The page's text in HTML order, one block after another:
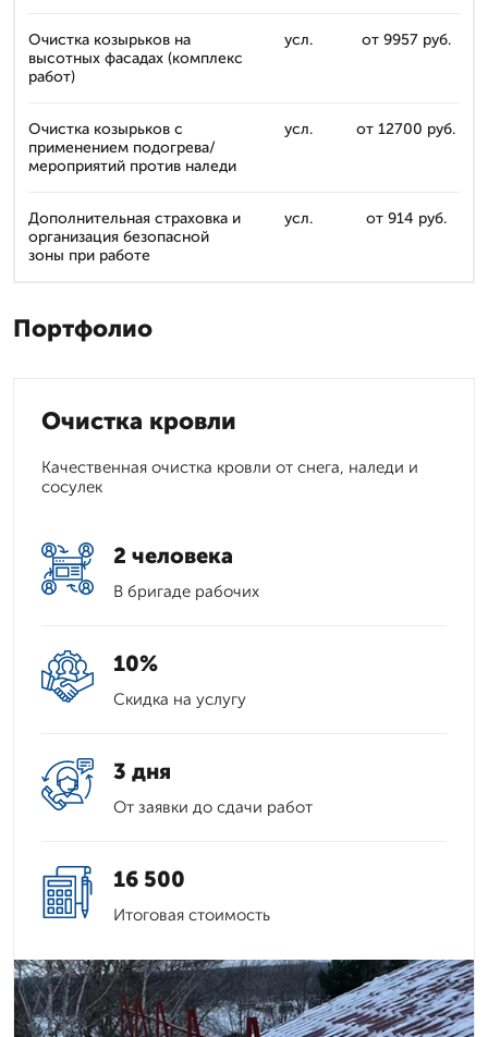
Очистка козырьков на
высотных фасадах (комплекс
работ)
усл. от 9957 руб.
Очистка козырьков с
применением подогрева/
мероприятий против наледи
усл. от 12700 руб.
Дополнительная страховка и
организация безопасной
зоны при работе
усл. от 914 руб.
Портфолио
Очистка кровли
Качественная очистка кровли от снега, наледи и
сосулек
2 человека
В бригаде рабочих
10%
Скидка на услугу
3 дня
От заявки до сдачи работ
16 500
Итоговая стоимость